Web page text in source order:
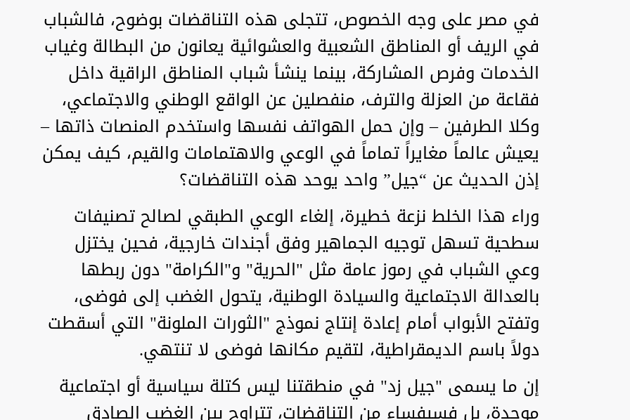
في مصر على وجه الخصوص، تتجلى هذه التناقضات بوضوح، فالشباب
في الريف أو المناطق الشعبية والعشوائية يعانون من البطالة وغياب
الخدمات وفرص المشاركة، بينما ينشأ شباب المناطق الراقية داخل
فقاعة من العزلة والترف، منفصلين عن الواقع الوطني والاجتماعي،
وكلا الطرفين – وإن حمل الهواتف نفسها واستخدم المنصات ذاتها –
يعيش عالماً مغايراً تماماً في الوعي والاهتمامات والقيم، كيف يمكن
إذن الحديث عن “جيل” واحد يوحد هذه التناقضات؟
وراء هذا الخلط نزعة خطيرة، إلغاء الوعي الطبقي لصالح تصنيفات
سطحية تسهل توجيه الجماهير وفق أجندات خارجية، فحين يختزل
وعي الشباب في رموز عامة مثل "الحرية" و"الكرامة" دون ربطها
بالعدالة الاجتماعية والسيادة الوطنية، يتحول الغضب إلى فوضى،
وتفتح الأبواب أمام إعادة إنتاج نموذج "الثورات الملونة" التي أسقطت
دولاً باسم الديمقراطية، لتقيم مكانها فوضى لا تنتهي.
إن ما يسمى "جيل زد" في منطقتنا ليس كتلة سياسية أو اجتماعية
موحدة، بل فسيفساء من التناقضات، تتراوح بين الغضب الصادق